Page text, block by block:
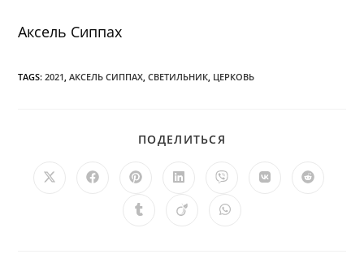
Аксель Сиппах
TAGS:2021, АКСЕЛЬ СИППАХ, СВЕТИЛЬНИК, ЦЕРКОВЬ
ПОДЕЛИТЬСЯ
Открывается
Открывается
новом
Открывается
в
новом
Открывается
новом
Открывается
новом
Открывается
Открывается
ОткрываетсяОткрывается